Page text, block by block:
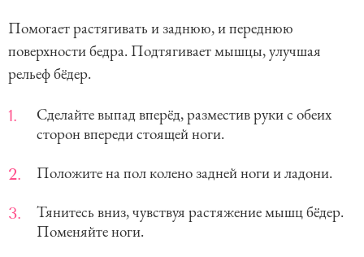
Помогает растягивать и заднюю, и переднюю
поверхности бедра. Подтягивает мышцы, улучшая
рельеф бёдер.
Сделайте выпад вперёд, разместив руки с обеих
сторон впереди стоящей ноги.
Положите на пол колено задней ноги и ладони.
Тянитесь вниз, чувствуя растяжение мышц бёдер.
Поменяйте ноги.